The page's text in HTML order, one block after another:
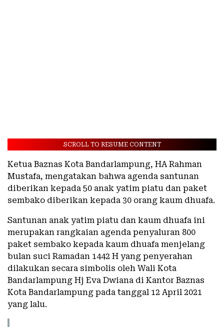
SCROLL TO RESUME CONTENT
Ketua Baznas Kota Bandarlampung, HA Rahman
Mustafa, mengatakan bahwa agenda santunan
diberikan kepada 50 anak yatim piatu dan paket
sembako diberikan kepada 30 orang kaum dhuafa.
Santunan anak yatim piatu dan kaum dhuafa ini
merupakan rangkaian agenda penyaluran 800
paket sembako kepada kaum dhuafa menjelang
bulan suci Ramadan 1442 H yang penyerahan
dilakukan secara simbolis oleh Wali Kota
Bandarlampung Hj Eva Dwiana di Kantor Baznas
Kota Bandarlampung pada tanggal 12 April 2021
yang lalu.